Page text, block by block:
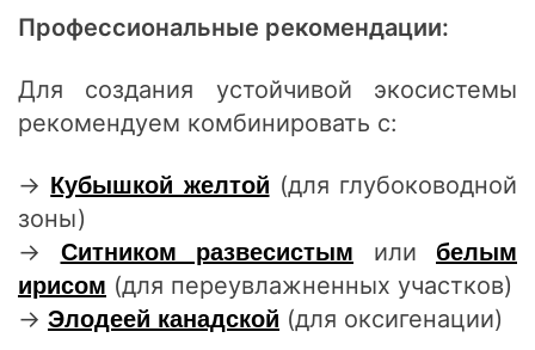
Профессиональные рекомендации:
Для создания устойчивой экосистемы
рекомендуем комбинировать с:
→ Кубышкой желтой (для глубоководной
зоны)
→ Ситником развесистым или белым
ирисом (для переувлажненных участков)
→ Элодеей канадской (для оксигенации)